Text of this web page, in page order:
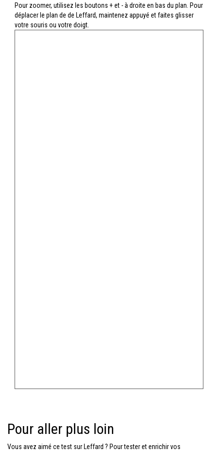
Pour zoomer, utilisez les boutons + et - à droite en bas du plan. Pour
déplacer le plan de de Leffard, maintenez appuyé et faites glisser
votre souris ou votre doigt.
Pour aller plus loin
Vous avez aimé ce test sur Leffard ? Pour tester et enrichir vos